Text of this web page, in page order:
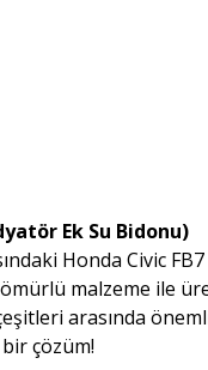
Ek Su Bidonu)
Honda Civic
ömürlü malzeme ile
arasında
çözüm!